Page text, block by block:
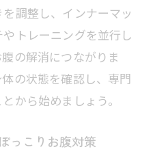
ッスル強化のすすめ
スルを強化する方法
に整体と筋トレの併
ナーマッスルトレー
調整し、インナーマッ
トレーニングを並行し
の解消につながりま
の状態を確認し、専門
から始めましょう。
っこりお腹対策